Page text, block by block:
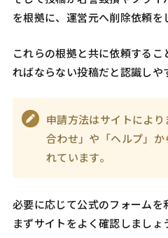
を根拠に、運営元へ削除依頼を
これらの根拠と共に依頼する
ればならない投稿だと認識しや
申請方法はサイトによ
合わせ」や「ヘルプ」
れています。
必要に応じて公式のフォームを
まずサイトをよく確認しましょ